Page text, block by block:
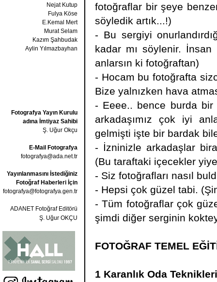
Nejat Kutup
Fulya Köse
E.Kemal Mert
Murat Selam
Kazım Şahbudak
Aylin Yılmazbayhan
Fotografya Yayın Kurulu
adına İmtiyaz Sahibi
Ş. Uğur Okçu
E-Mail Fotografya
fotografya@ada.net.tr
Yayınlanmasını İstediğiniz
Fotoğraf Haberleri İçin
fotografya@fotografya.gen.tr
ADANET Fotoğraf Editörü
Ş. Uğur OKÇU
fotoğraflar bir şeye
söyledik artık...!)
- Bu sergiyi
kadar mı söylenir.
anlarsın ki fotoğraftan)
- Hocam bu fotoğrafta
Bize yalnızken hava
- Eeee.. bence burda bir
arkadaşımız çok iyi
gelmişti işte bir bardak
- İzninizle arkadaşlar
(Bu taraftaki içecekler
- Siz fotoğrafları nasıl
- Hepsi çok güzel tabi.
- Tüm fotoğraflar çok
şimdi diğer serginin
FOTOĞRAF TEMEL
1 Karanlık Oda